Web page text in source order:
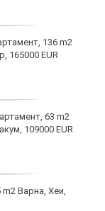
136 m2
165000 EUR
63 m2
109000 EUR
Варна, Хеи,